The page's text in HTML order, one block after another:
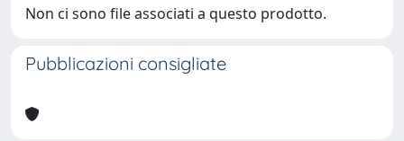
Non ci sono file associati a questo prodotto.
Pubblicazioni consigliate